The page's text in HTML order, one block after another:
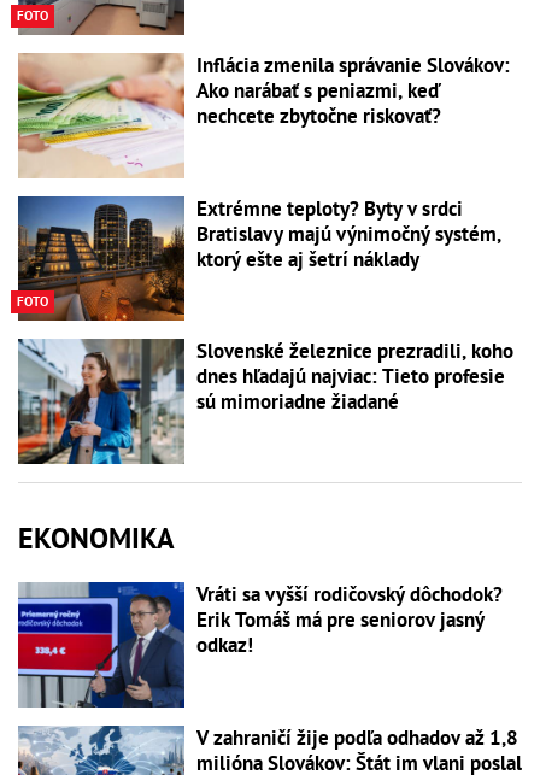
FOTO
Inflácia zmenila správanie Slovákov:
Ako narábať s peniazmi, keď
nechcete zbytočne riskovať?
FOTO
Extrémne teploty? Byty v srdci
Bratislavy majú výnimočný systém,
ktorý ešte aj šetrí náklady
Slovenské železnice prezradili, koho
dnes hľadajú najviac: Tieto profesie
sú mimoriadne žiadané
EKONOMIKA
Vráti sa vyšší rodičovský dôchodok?
Erik Tomáš má pre seniorov jasný
odkaz!
V zahraničí žije podľa odhadov až 1,8
milióna Slovákov: Štát im vlani poslal